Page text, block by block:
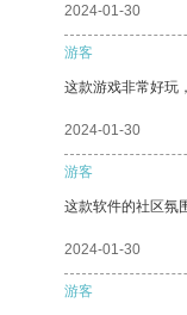
2024-01-30
游客
这款游戏非常好玩
2024-01-30
游客
这款软件的社区氛
2024-01-30
游客